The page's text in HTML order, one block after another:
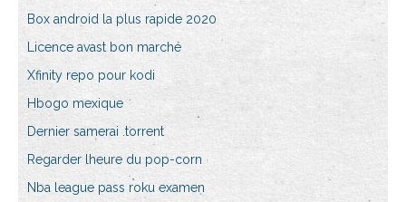
Box android la plus rapide 2020
Licence avast bon marché
Xfinity repo pour kodi
Hbogo mexique
Dernier samerai .torrent
Regarder lheure du pop-corn
Nba league pass roku examen